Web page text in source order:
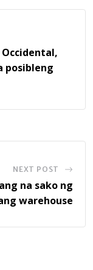
posibleng
NEXT POST
na sako ng
warehouse